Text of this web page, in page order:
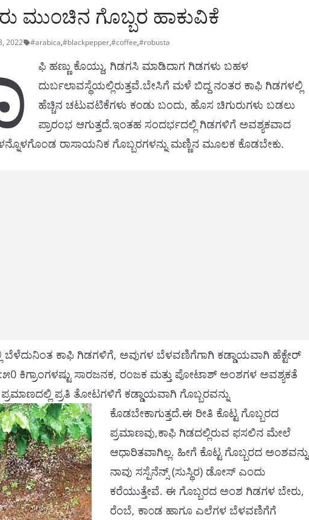
ಮುಂಚಿನ ಗೊಬ್ಬರ ಹಾಕುವಿಕೆ
2022 #arabica,#blackpepper,#coffee,#robusta
ಫಿ ಹಣ್ಣು ಕೊಯ್ದು, ಗಿಡಗಸಿ ಮಾಡಿದಾಗ ಗಿಡಗಳು ಬಹಳ
ದುರ್ಬಲಾವಸ್ಥೆಯಲ್ಲಿರುತ್ತವೆ.ಬೇಸಿಗೆ ಮಳೆ ಬಿದ್ದ ನಂತರ ಕಾಫಿ ಗಿಡಗಳಲ್ಲಿ
ಹೆಚ್ಚಿನ ಚಟುವಟಿಕೆಗಳು ಕಂಡು ಬಂದು, ಹೊಸ ಚಿಗುರುಗಳು ಬಡಲು
ಪ್ರಾರಂಭ ಆಗುತ್ತದೆ.ಇಂತಹ ಸಂದರ್ಭದಲ್ಲಿ ಗಿಡಗಳಿಗೆ ಅವಶ್ಯಕವಾದ
ರಾಸಾಯನಿಕ ಗೊಬ್ಬರಗಳನ್ನು ಮಣ್ಣಿನ ಮೂಲಕ ಕೊಡಬೇಕು.
ಬೆಳೆದುನಿಂತ ಕಾಫಿ ಗಿಡಗಳಿಗೆ, ಅವುಗಳ ಬೆಳವಣಿಗೆಗಾಗಿ ಕಡ್ಡಾಯವಾಗಿ ಹೆಕ್ಟೇರ್‌
ಕಿಗ್ರಾಂಗಳಷ್ಟು ಸಾರಜನಕ, ರಂಜಕ ಮತ್ತು ಪೋಟಾಶ್‌ ಅಂಶಗಳ ಅವಶ್ಯಕತೆ
ಪ್ರಮಾಣದಲ್ಲಿ ಪ್ರತಿ ತೋಟಗಳಿಗೆ ಕಡ್ಡಾಯವಾಗಿ ಗೊಬ್ಬರವನ್ನು
ಕೊಡಬೇಕಾಗುತ್ತದೆ.ಈ ರೀತಿ ಕೊಟ್ಟ ಗೊಬ್ಬರದ
ಪ್ರಮಾಣವು,ಕಾಫಿ ಗಿಡದಲ್ಲಿರುವ ಫಸಲಿನ ಮೇಲೆ
ಆಧಾರಿತವಾಗಿಲ್ಲ. ಹೀಗೆ ಕೊಟ್ಟ ಗೊಬ್ಬರದ ಅಂಶವನ್ನು
ನಾವು ಸಸ್ಪೆನೆನ್ಸ್‌ (ಸುಸ್ಥಿರ) ಡೋಸ್‌ ಎಂದು
ಕರೆಯುತ್ತೇವೆ. ಈ ಗೊಬ್ಬರದ ಅಂಶ ಗಿಡಗಳ ಬೇರು,
ರೆಂಬೆ, ಕಾ೦ಡ ಹಾಗೂ ಎಲೆಗಳ ಬೆಳವಣಿಗೆಗೆ